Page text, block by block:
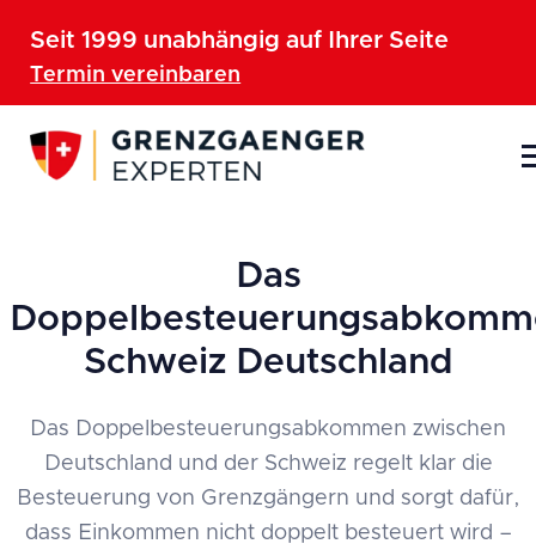
Seit 1999 unabhängig auf Ihrer Seite
Termin vereinbaren
Das
Schweiz Deutschland
Das Doppelbesteuerungsabkommen zwischen
Deutschland und der Schweiz regelt klar die
Besteuerung von Grenzgängern und sorgt dafür,
dass Einkommen nicht doppelt besteuert wird –